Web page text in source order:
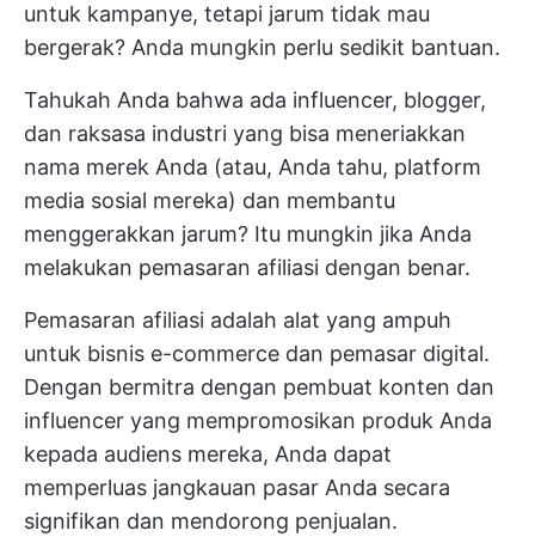
untuk kampanye, tetapi jarum tidak mau
bergerak? Anda mungkin perlu sedikit bantuan.
Tahukah Anda bahwa ada influencer, blogger,
dan raksasa industri yang bisa meneriakkan
nama merek Anda (atau, Anda tahu, platform
media sosial mereka) dan membantu
menggerakkan jarum? Itu mungkin jika Anda
melakukan pemasaran afiliasi dengan benar.
Pemasaran afiliasi adalah alat yang ampuh
untuk bisnis e-commerce dan pemasar digital.
Dengan bermitra dengan pembuat konten dan
influencer yang mempromosikan produk Anda
kepada audiens mereka, Anda dapat
memperluas jangkauan pasar Anda secara
signifikan dan mendorong penjualan.